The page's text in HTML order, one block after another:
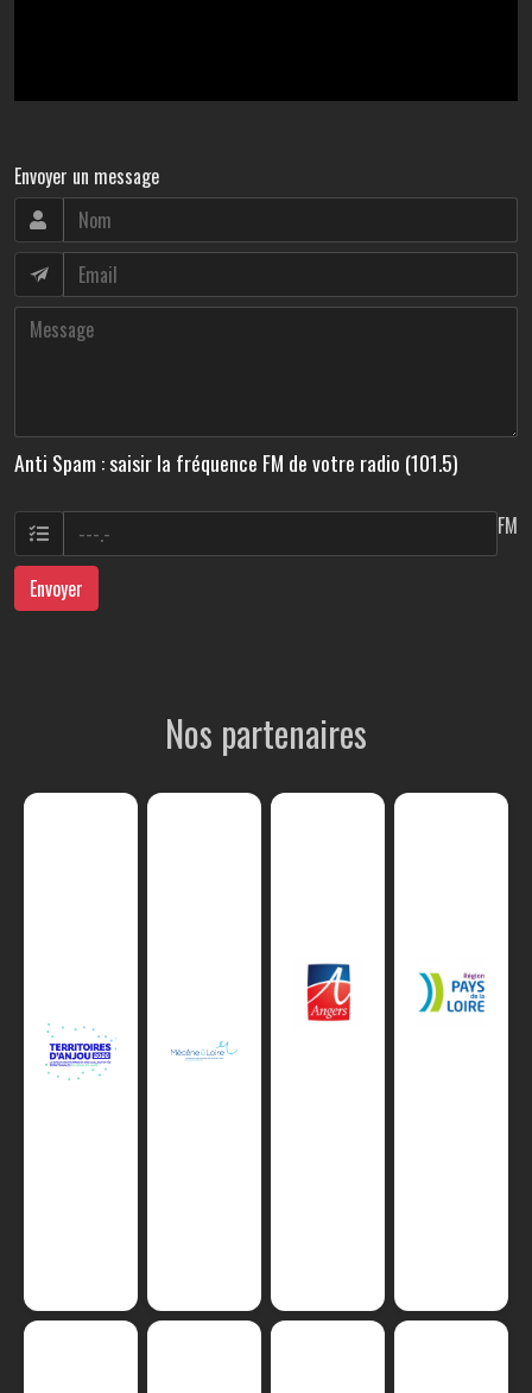
Envoyer un message
Anti Spam : saisir la fréquence FM de votre radio (101.5)
FM
Envoyer
Nos partenaires